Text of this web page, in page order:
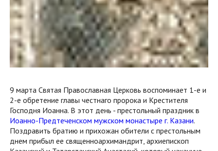
9 марта Святая Православная Церковь воспоминает 1-е и
2-е обретение главы честнаго пророка и Крестителя
Господня Иоанна. В этот день - престольный праздник в
Иоанно-Предтеченском мужском монастыре г. Казани.
Поздравить братию и прихожан обители с престольным
днем прибыл ее священноархимандрит, архиепископ